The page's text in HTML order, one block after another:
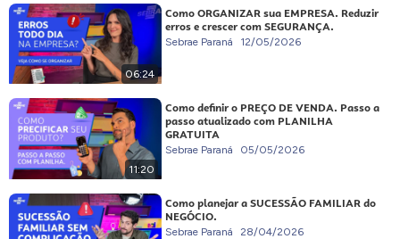
06:24
Como ORGANIZAR sua EMPRESA. Reduzir
erros e crescer com SEGURANÇA.
Sebrae Paraná 12/05/2026
11:20
Como definir o PREÇO DE VENDA. Passo a
passo atualizado com PLANILHA
GRATUITA
Sebrae Paraná 05/05/2026
Como planejar a SUCESSÃO FAMILIAR do
NEGÓCIO.
Sebrae Paraná 28/04/2026